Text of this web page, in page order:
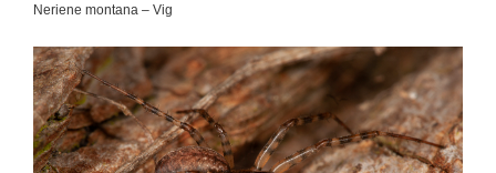
Neriene montana – Vig